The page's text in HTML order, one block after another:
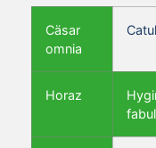
Cäsar
omnia
Horaz